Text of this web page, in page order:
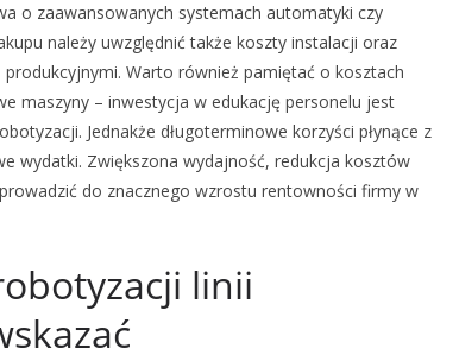
o zaawansowanych systemach automatyki czy
należy uwzględnić także koszty instalacji oraz
Warto również pamiętać o kosztach
maszyny – inwestycja w edukację personelu jest
Jednakże długoterminowe korzyści płynące z
wydatki. Zwiększona wydajność, redukcja kosztów
do znacznego wzrostu rentowności firmy w
linii